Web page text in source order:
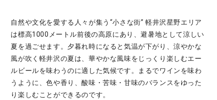
⾃然や⽂化を愛する⼈々が集う“⼩さな街” 軽井沢星野エリア
は標高1000メートル前後の高原にあり、避暑地として涼しい
夏を過ごせます。夕暮れ時になると気温が下がり、涼やかな
風が吹く軽井沢の夏は、華やかな風味をじっくり楽しむエー
ルビールを味わうのに適した気候です。まるでワインを味わ
うように、色や香り、酸味・苦味・甘味のバランスをゆった
り楽しむことができるのです。